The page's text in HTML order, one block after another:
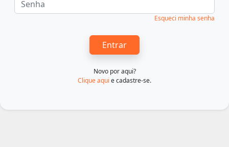
Esqueci minha senha
Entrar
Novo por aqui?
Clique aqui e cadastre-se.